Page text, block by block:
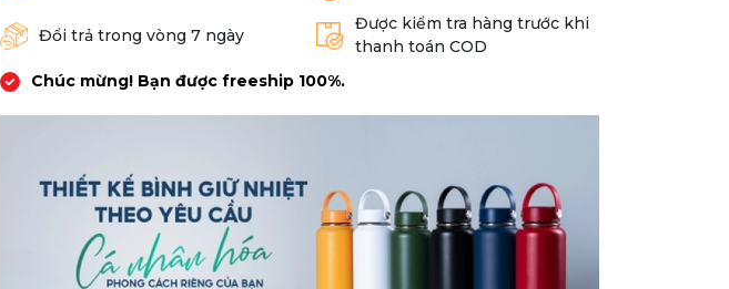
Đổi trả trong vòng 7 ngày
Được kiểm tra hàng trước khi
thanh toán COD
Chúc mừng! Bạn được freeship 100%.